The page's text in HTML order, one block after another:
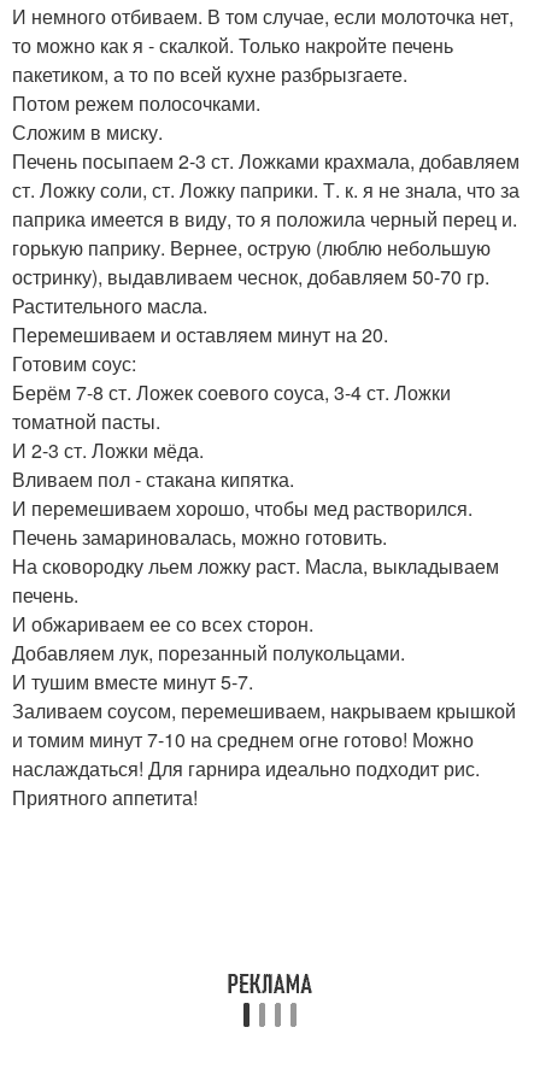
И немного отбиваем. В том случае, если молоточка нет,
то можно как я - скалкой. Только накройте печень
пакетиком, а то по всей кухне разбрызгаете.
Потом режем полосочками.
Сложим в миску.
Печень посыпаем 2-3 ст. Ложками крахмала, добавляем
ст. Ложку соли, ст. Ложку паприки. Т. к. я не знала, что за
паприка имеется в виду, то я положила черный перец и.
горькую паприку. Вернее, острую (люблю небольшую
остринку), выдавливаем чеснок, добавляем 50-70 гр.
Растительного масла.
Перемешиваем и оставляем минут на 20.
Готовим соус:
Берём 7-8 ст. Ложек соевого соуса, 3-4 ст. Ложки
томатной пасты.
И 2-3 ст. Ложки мёда.
Вливаем пол - стакана кипятка.
И перемешиваем хорошо, чтобы мед растворился.
Печень замариновалась, можно готовить.
На сковородку льем ложку раст. Масла, выкладываем
печень.
И обжариваем ее со всех сторон.
Добавляем лук, порезанный полукольцами.
И тушим вместе минут 5-7.
Заливаем соусом, перемешиваем, накрываем крышкой
и томим минут 7-10 на среднем огне готово! Можно
наслаждаться! Для гарнира идеально подходит рис.
Приятного аппетита!